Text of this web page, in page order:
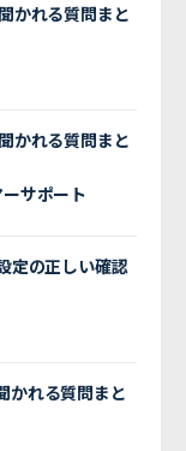
かれる質問まと
かれる質問まと
サポート
定の正しい確認
かれる質問まと